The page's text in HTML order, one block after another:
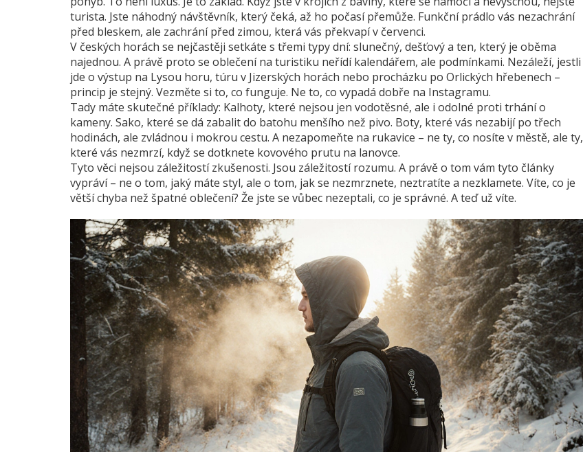
turista. Jste náhodný návštěvník, který čeká, až ho počasí přemůže. Funkční prádlo vás nezachrání
před bleskem, ale zachrání před zimou, která vás překvapí v červenci.
V českých horách se nejčastěji setkáte s třemi typy dní: slunečný, dešťový a ten, který je oběma
najednou. A právě proto se oblečení na turistiku neřídí kalendářem, ale podmínkami. Nezáleží, jestli
jde o výstup na Lysou horu, túru v Jizerských horách nebo procházku po Orlických hřebenech –
princip je stejný. Vezměte si to, co funguje. Ne to, co vypadá dobře na Instagramu.
Tady máte skutečné příklady: Kalhoty, které nejsou jen vodotěsné, ale i odolné proti trhání o
kameny. Sako, které se dá zabalit do batohu menšího než pivo. Boty, které vás nezabijí po třech
hodinách, ale zvládnou i mokrou cestu. A nezapomeňte na rukavice – ne ty, co nosíte v městě, ale ty,
které vás nezmrzí, když se dotknete kovového prutu na lanovce.
Tyto věci nejsou záležitostí zkušenosti. Jsou záležitostí rozumu. A právě o tom vám tyto články
vypráví – ne o tom, jaký máte styl, ale o tom, jak se nezmrznete, neztratíte a nezklamete. Víte, co je
větší chyba než špatné oblečení? Že jste se vůbec nezeptali, co je správné. A teď už víte.